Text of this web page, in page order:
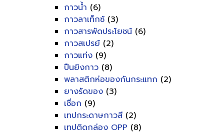
กาวน้ำ (6)
กาวลาเท็กซ์ (3)
กาวสารพัดประโยชน์ (6)
กาวสเปรย์ (2)
กาวแท่ง (9)
ปืนยิงกาว (8)
พลาสติกห่อของกันกระแทก (2)
ยางรัดของ (3)
เชื่อก (9)
เทปกระดาษกาวสี (2)
เทปติดกล่อง OPP (8)